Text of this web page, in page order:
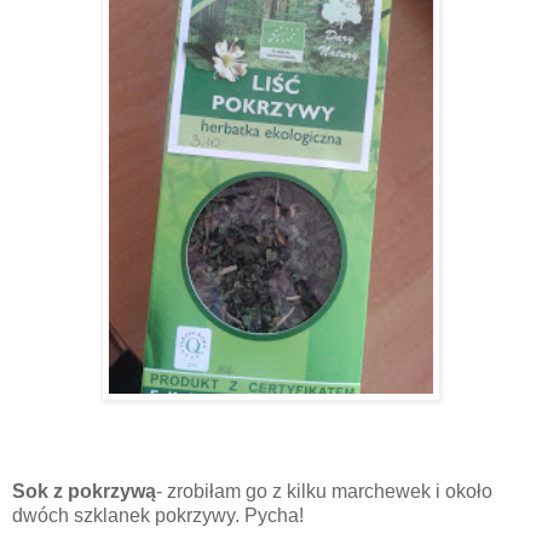
Sok z pokrzywą- zrobiłam go z kilku marchewek i około
dwóch szklanek pokrzywy. Pycha!